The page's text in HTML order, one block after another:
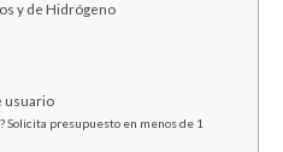
y de Hidrógeno
usuario
Solicita presupuesto en menos de 1